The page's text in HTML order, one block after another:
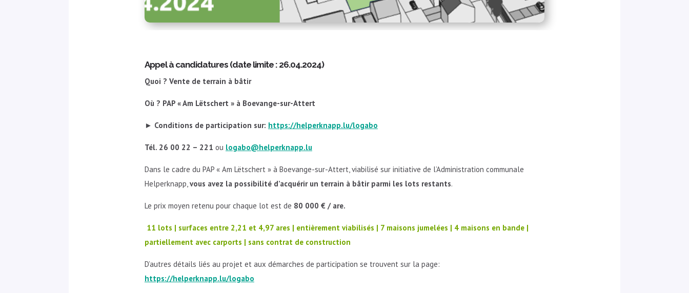
Appel à candidatures (date limite : 26.04.2024)
Quoi ? Vente de terrain à bâtir
Où ? PAP «Am Lëtschert » à Boevange-sur-Attert
► Conditions de participation sur: https://helperknapp.lu/logabo
Tél. 26 00 22 – 221 ou logabo@helperknapp.lu
Dans le cadre du PAP « Am Lëtschert » à Boevange-sur-Attert, viabilisé sur initiative de l’Administration communale
Helperknapp, vous avez la possibilité d’acquérir un terrain à bâtir parmi les lots restants.
Le prix moyen retenu pour chaque lot est de 80 000 € / are.
11 lots | surfaces entre 2,21 et 4,97 ares | entièrement viabilisés | 7 maisons jumelées | 4 maisons en bande |
partiellement avec carports | sans contrat de construction
D’autres détails liés au projet et aux démarches de participation se trouvent sur la page:
https://helperknapp.lu/logabo